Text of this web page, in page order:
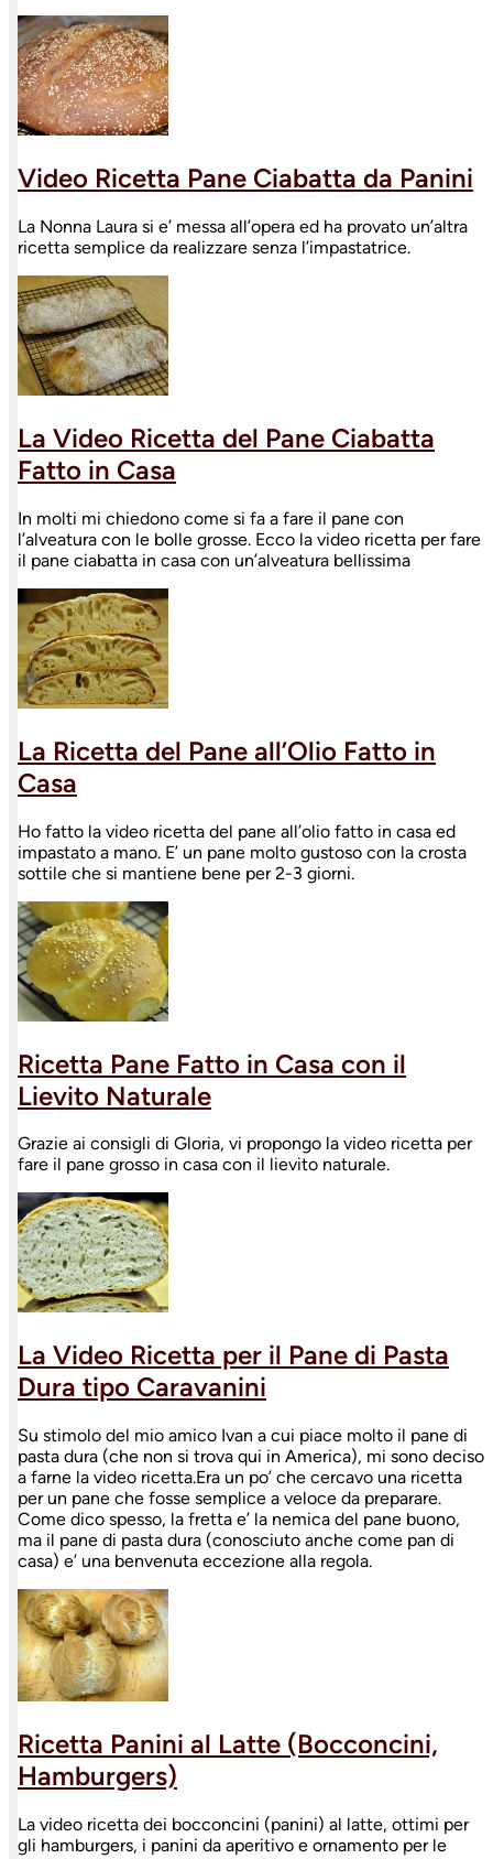
Video Ricetta Pane Ciabatta da Panini
La Nonna Laura si e’ messa all’opera ed ha provato un’altra
ricetta semplice da realizzare senza l’impastatrice.
La Video Ricetta del Pane Ciabatta
Fatto in Casa
In molti mi chiedono come si fa a fare il pane con
l’alveatura con le bolle grosse. Ecco la video ricetta per fare
il pane ciabatta in casa con un’alveatura bellissima
La Ricetta del Pane all’Olio Fatto in
Casa
Ho fatto la video ricetta del pane all’olio fatto in casa ed
impastato a mano. E’ un pane molto gustoso con la crosta
sottile che si mantiene bene per 2-3 giorni.
Ricetta Pane Fatto in Casa con il
Lievito Naturale
Grazie ai consigli di Gloria, vi propongo la video ricetta per
fare il pane grosso in casa con il lievito naturale.
La Video Ricetta per il Pane di Pasta
Dura tipo Caravanini
Su stimolo del mio amico Ivan a cui piace molto il pane di
pasta dura (che non si trova qui in America), mi sono deciso
a farne la video ricetta.Era un po’ che cercavo una ricetta
per un pane che fosse semplice a veloce da preparare.
Come dico spesso, la fretta e’ la nemica del pane buono,
ma il pane di pasta dura (conosciuto anche come pan di
casa) e’ una benvenuta eccezione alla regola.
Ricetta Panini al Latte (Bocconcini,
Hamburgers)
La video ricetta dei bocconcini (panini) al latte, ottimi per
gli hamburgers, i panini da aperitivo e ornamento per le